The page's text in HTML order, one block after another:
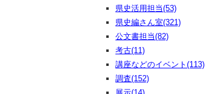
県史活用担当(53)
県史編さん室(321)
公文書担当(82)
考古(11)
講座などのイベント(113)
調査(152)